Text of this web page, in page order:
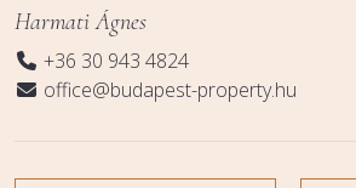
Harmati Ágnes
+36 30 943 4824
office@budapest-property.hu